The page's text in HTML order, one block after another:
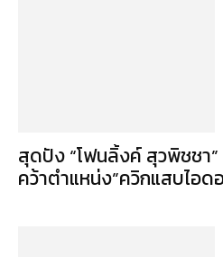
สุดปัง “โฟนลิ้งค์ สุวพิชชา
คว้าตำแหน่ง”ควิกแสบไอด